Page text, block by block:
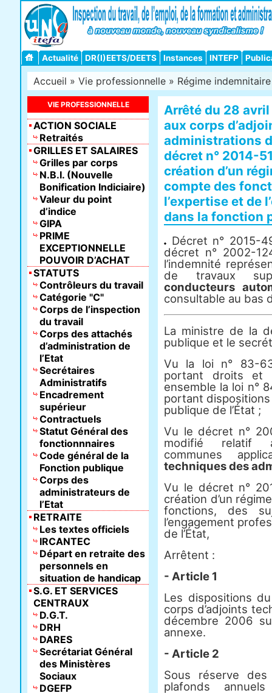
Actualité DR(I)EETS/DEETS Instances INTEFP
Accueil » Vie professionnelle » Régime
Arrêté du 28
aux corps
administrations
décret n° 2014-
création d’un
compte des
l’expertise et de
dans la fonction
Décret n° 2015-
décret n° 2002-
l’indemnité
de travaux
conducteurs
consultable au bas
La ministre de la
publique et le
Vu la loi n° 83-
portant droits et
ensemble la loi n°
portant
publique de l’État ;
Vu le décret n°
modifié relatif
communes
techniques des
Vu le décret n°
création d’un
fonctions, des
l’engagement
de l’État,
Arrêtent :
- Article 1
Les dispositions
corps d’adjoints
décembre 2006
annexe.
- Article 2
Sous réserve
plafonds
VIE PROFESSIONNELLE
ACTION SOCIALE
Retraités
GRILLES ET SALAIRES
Grilles par corps
N.B.I. (Nouvelle
Bonification Indiciaire)
Valeur du point
d’indice
GIPA
PRIME
EXCEPTIONNELLE
POUVOIR D’ACHAT
STATUTS
Contrôleurs du travail
Catégorie "C"
Corps de l’inspection
du travail
Corps des attachés
d’administration de
l’Etat
Secrétaires
Administratifs
Encadrement
supérieur
Contractuels
Statut Général des
fonctionnnaires
Code général de la
Fonction publique
Corps des
administrateurs de
l’Etat
RETRAITE
Les textes officiels
IRCANTEC
Départ en retraite des
personnels en
situation de handicap
S.G. ET SERVICES
CENTRAUX
D.G.T.
DRH
DARES
Secrétariat Général
des Ministères
Sociaux
DGEFP